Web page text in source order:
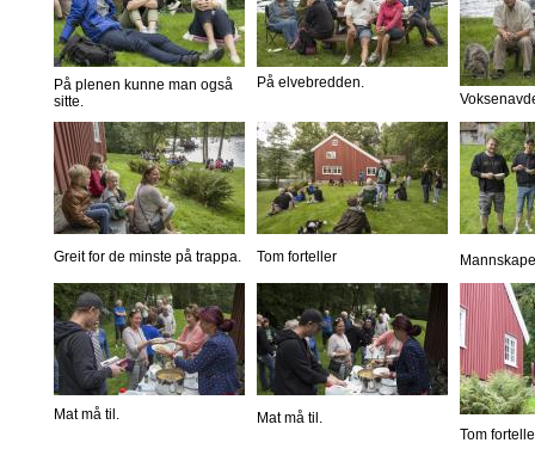
På plenen kunne man også
sitte.
På elvebredden.
Greit for de minste på trappa. Tom forteller
Mat må til.
Mat må til.
Tom